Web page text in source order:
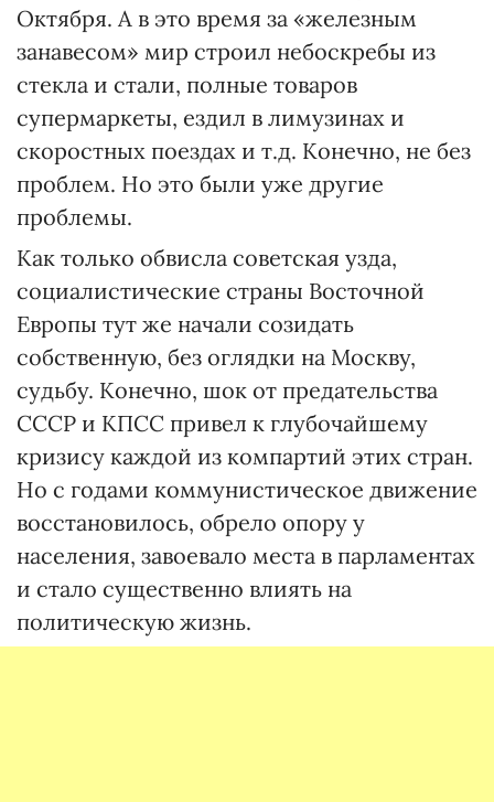
Октября. А в это время за «железным
занавесом» мир строил небоскребы из
стекла и стали, полные товаров
супермаркеты, ездил в лимузинах и
скоростных поездах и т.д. Конечно, не без
проблем. Но это были уже другие
проблемы.
Как только обвисла советская узда,
социалистические страны Восточной
Европы тут же начали созидать
собственную, без оглядки на Москву,
судьбу. Конечно, шок от предательства
СССР и КПСС привел к глубочайшему
кризису каждой из компартий этих стран.
Но с годами коммунистическое движение
восстановилось, обрело опору у
населения, завоевало места в парламентах
и стало существенно влиять на
политическую жизнь.